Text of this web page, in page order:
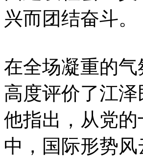
兴而团结奋斗。
在全场凝重的
高度评价了江
他指出，从党
中，国际形势